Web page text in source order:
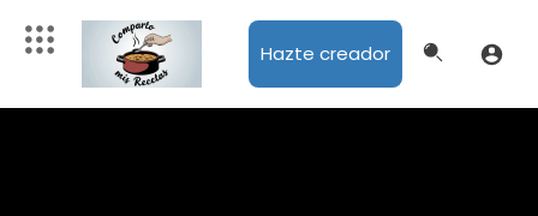
Hazte creador